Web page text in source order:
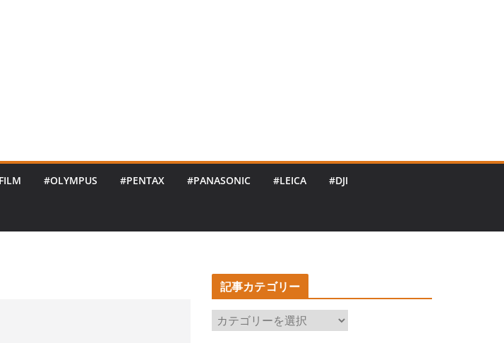
#OLYMPUS #PENTAX #PANASONIC #LEICA #DJI
記事カテゴリー
記
事